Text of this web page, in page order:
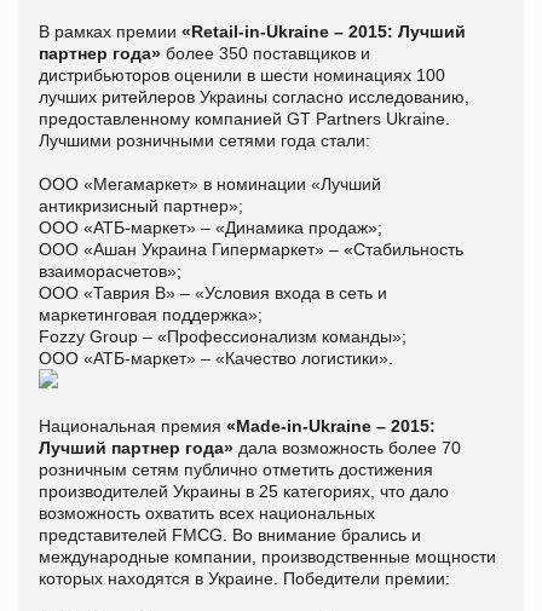
В рамках премии «Retail-in-Ukraine – 2015: Лучший
партнер года» более 350 поставщиков и
дистрибьюторов оценили в шести номинациях 100
лучших ритейлеров Украины согласно исследованию,
предоставленному компанией GT Partners Ukraine.
Лучшими розничными сетями года стали:
ООО «Мегамаркет» в номинации «Лучший
антикризисный партнер»;
ООО «АТБ-маркет» – «Динамика продаж»;
ООО «Ашан Украина Гипермаркет» – «Стабильность
взаиморасчетов»;
ООО «Таврия В» – «Условия входа в сеть и
маркетинговая поддержка»;
Fozzy Group – «Профессионализм команды»;
ООО «АТБ-маркет» – «Качество логистики».
Национальная премия «Made-in-Ukraine – 2015:
Лучший партнер года» дала возможность более 70
розничным сетям публично отметить достижения
производителей Украины в 25 категориях, что дало
возможность охватить всех национальных
представителей FMCG. Во внимание брались и
международные компании, производственные мощности
которых находятся в Украине. Победители премии: